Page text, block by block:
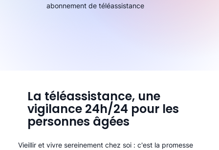
abonnement de téléassistance
La téléassistance, une
vigilance 24h/24 pour les
personnes âgées
Vieillir et vivre sereinement chez soi : c'est la promesse